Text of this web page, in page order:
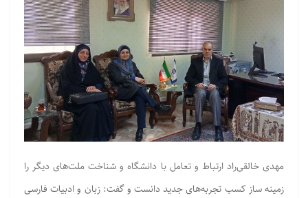
مهدی خالقی‌راد ارتباط و تعامل با دانشگاه و شناخت ملت‌های دیگر را
زمینه ساز کسب تجربه‌های جدید دانست و گفت: زبان و ادبیات فارسی